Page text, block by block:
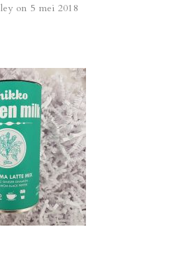
on 5 mei 2018